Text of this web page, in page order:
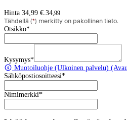
Hinta 34,99 €. 34,99
Tähdellä (*) merkitty on pakollinen tieto.
Otsikko*
Kysymys*
Muotoiluohje (Ulkoinen palvelu)
Sähköpostiosoitteesi*
Nimimerkki*